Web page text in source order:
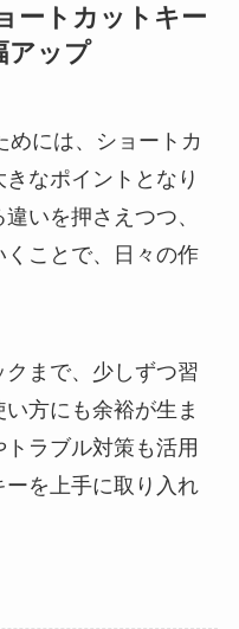
ートカットキー
アップ
めには、ショートカ
なポイントとなり
いを押さえつつ、
ことで、日々の作
まで、少しずつ習
方にも余裕が生ま
ラブル対策も活用
ーを上手に取り入れ